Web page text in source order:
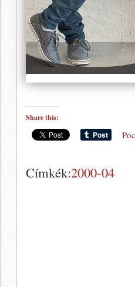
Share this:
Címkék:2000-04